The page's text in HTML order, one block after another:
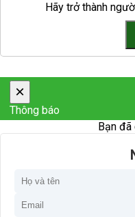
Hãy trở thành
×
Thông báo
Bạn đã